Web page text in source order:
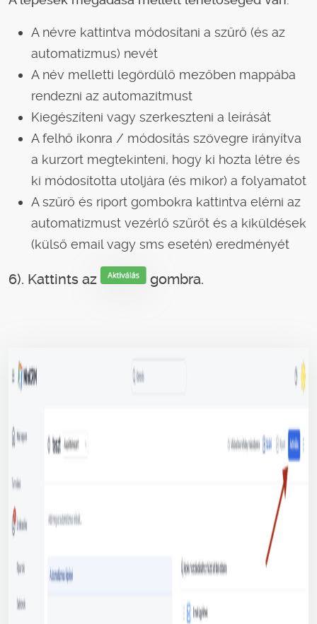
A névre kattintva módosítani a szűrő (és az
automatizmus) nevét
A név melletti legördülő mezőben mappába
rendezni az automazitmust
Kiegészíteni vagy szerkeszteni a leírását
A felhő ikonra / módosítás szövegre irányítva
a kurzort megtekinteni, hogy ki hozta létre és
ki módosította utoljára (és mikor) a folyamatot
A szűrő és riport gombokra kattintva elérni az
automatizmust vezérlő szűrőt és a kiküldések
(külső email vagy sms esetén) eredményét
6). Kattints az gombra.